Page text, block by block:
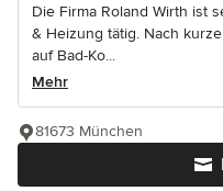
Die Firma Roland Wirth ist
& Heizung tätig. Nach
auf Bad-Ko...
Mehr
81673 München